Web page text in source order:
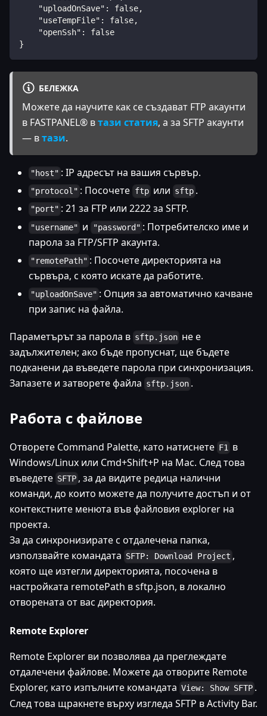
    "uploadOnSave": false,
    "useTempFile": false,
    "openSsh": false
}
БЕЛЕЖКА
Можете да научите как се създават FTP акаунти
в FASTPANEL® втази статия, а за SFTP акаунти
— втази.
"host" : IP адресът на вашия сървър.
"protocol" : Посочете ftp или sftp .
"port" : 21 за FTP или 2222 за SFTP.
"username" и "password" : Потребителско име и
парола за FTP/SFTP акаунта.
"remotePath" : Посочете директорията на
сървъра, с която искате да работите.
"uploadOnSave" : Опция за автоматично качване
при запис на файла.
Параметърът за парола в sftp.json не е
задължителен; ако бъде пропуснат, ще бъдете
подканени да въведете парола при синхронизация.
Запазете и затворете файла sftp.json .
Работа с файлове
Отворете Command Palette, като натиснете F1
в
Windows/Linux или Cmd+Shift+P на Mac. След това
въведете SFTP , за да видите редица налични
команди, до които можете да получите достъп и от
контекстните менюта във файловия explorer на
проекта.
За да синхронизирате с отдалечена папка,
използвайте командата SFTP: Download Project ,
която ще изтегли директорията, посочена в
настройката remotePath в sftp.json, в локално
отворената от вас директория.
Remote Explorer
Remote Explorer ви позволява да преглеждате
отдалечени файлове. Можете да отворите Remote
Explorer, като изпълните командата View: Show SFTP .
След това щракнете върху изгледа SFTP в Activity Bar.